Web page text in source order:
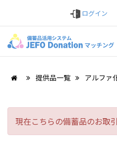
ログイン
提供品一覧 アルファ
現在こちらの備蓄品のお取